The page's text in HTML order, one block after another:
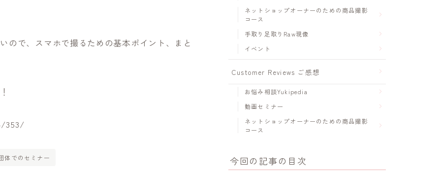
ので、スマホで撮るための基本ポイント、まと
353/
体でのセミナー
ネットショップオーナーのための商品撮影
コース
手取り足取りRaw現像
イベント
Customer Reviews ご感想
お悩み相談Yukipedia
動画セミナー
ネットショップオーナーのための商品撮影
コース
今回の記事の目次